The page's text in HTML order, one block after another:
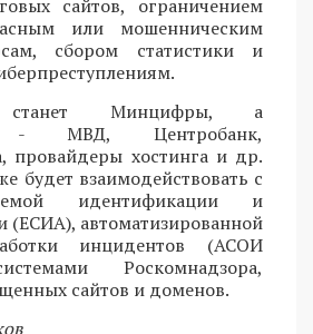
сайтов, ограничением
или мошенническим
сбором статистики и
станет Минцифры, а
- МВД, Центробанк,
провайдеры хостинга и др.
будет взаимодействовать с
идентификации и
(ЕСИА), автоматизированной
инцидентов (АСОИ
Роскомнадзора,
сайтов и доменов.